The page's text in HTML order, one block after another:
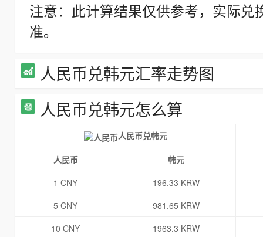
注意：此计算结果仅供参考，实际
准。
人民币兑韩元汇率走势图
人民币兑韩元怎么算
人民币兑韩元
人民币
韩元
1 CNY
196.33 KRW
5 CNY
981.65 KRW
10 CNY
1963.3 KRW